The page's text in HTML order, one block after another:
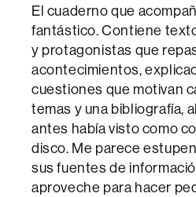
El cuaderno que
fantástico. Contiene
y protagonistas que
acontecimientos,
cuestiones que motivan
temas y una bibliografía,
antes había visto como
disco. Me parece
sus fuentes de
aproveche para hacer